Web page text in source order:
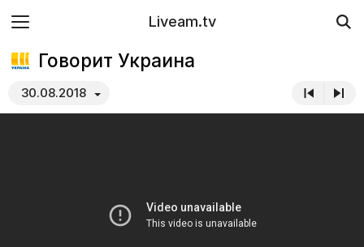
Liveam.tv
Говорит Украина
30.08.2018